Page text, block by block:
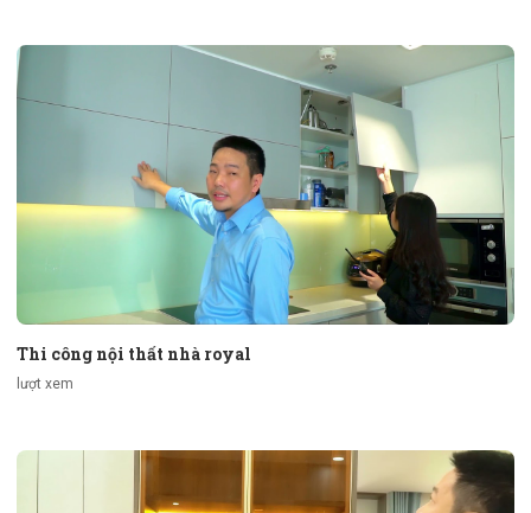
Thi công nội thất nhà royal
lượt xem